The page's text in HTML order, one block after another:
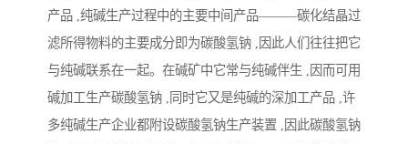
产品 ,纯碱生产过程中的主要中间产品———碳化结晶过
滤所得物料的主要成分即为碳酸氢钠 ,因此人们往往把它
与纯碱联系在一起。在碱矿中它常与纯碱伴生 ,因而可用
碱加工生产碳酸氢钠 ,同时它又是纯碱的深加工产品 ,许
多纯碱生产企业都附设碳酸氢钠生产装置 ,因此碳酸氢钠